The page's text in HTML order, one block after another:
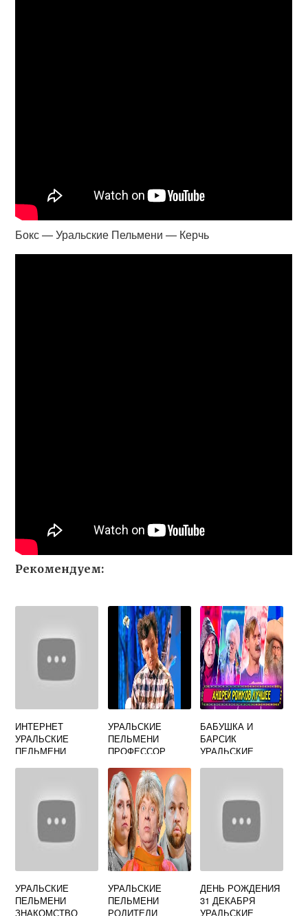
Бокс — Уральские Пельмени — Керчь
Рекомендуем:
ИНТЕРНЕТ
УРАЛЬСКИЕ
ПЕЛЬМЕНИ
УРАЛЬСКИЕ
ПЕЛЬМЕНИ
ПРОФЕССОР
БАБУШКА И
БАРСИК
УРАЛЬСКИЕ
УРАЛЬСКИЕ
ПЕЛЬМЕНИ
ЗНАКОМСТВО
УРАЛЬСКИЕ
ПЕЛЬМЕНИ
РОДИТЕЛИ
ДЕНЬ РОЖДЕНИЯ
31 ДЕКАБРЯ
УРАЛЬСКИЕ